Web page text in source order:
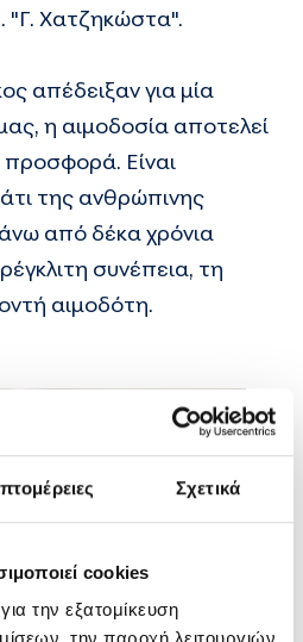
Σχετικά
cookies
την εξατομίκευση
"Γ. Χατζηκώστα".
απέδειξαν για μία
η αιμοδοσία αποτελεί
προσφορά. Είναι
της ανθρώπινης
από δέκα χρόνια
συνέπεια, τη
αιμοδότη.